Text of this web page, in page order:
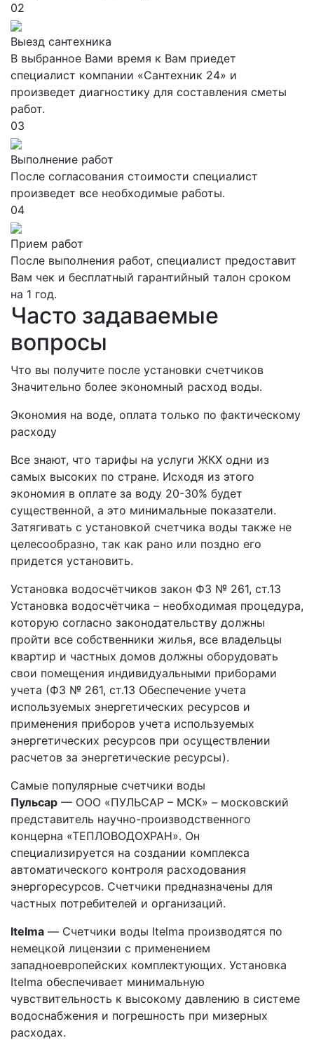
02
Выезд сантехника
В выбранное Вами время к Вам приедет
специалист компании «Сантехник 24» и
произведет диагностику для составления сметы
работ.
03
Выполнение работ
После согласования стоимости специалист
произведет все необходимые работы.
04
Прием работ
После выполнения работ, специалист предоставит
Вам чек и бесплатный гарантийный талон сроком
на 1 год.
Часто задаваемые
вопросы
Что вы получите после установки счетчиков
Значительно более экономный расход воды.
Экономия на воде, оплата только по фактическому
расходу
Все знают, что тарифы на услуги ЖКХ одни из
самых высоких по стране. Исходя из этого
экономия в оплате за воду 20-30% будет
существенной, а это минимальные показатели.
Затягивать с установкой счетчика воды также не
целесообразно, так как рано или поздно его
придется установить.
Установка водосчётчиков закон ФЗ № 261, ст.13
Установка водосчётчика – необходимая процедура,
которую согласно законодательству должны
пройти все собственники жилья, все владельцы
квартир и частных домов должны оборудовать
свои помещения индивидуальными приборами
учета (ФЗ № 261, ст.13 Обеспечение учета
используемых энергетических ресурсов и
применения приборов учета используемых
энергетических ресурсов при осуществлении
расчетов за энергетические ресурсы).
Самые популярные счетчики воды
Пульсар — ООО «ПУЛЬСАР – МСК» – московский
представитель научно-производственного
концерна «ТЕПЛОВОДОХРАН». Он
специализируется на создании комплекса
автоматического контроля расходования
энергоресурсов. Счетчики предназначены для
частных потребителей и организаций.
Itelma — Счетчики воды Itelma производятся по
немецкой лицензии с применением
западноевропейских комплектующих. Установка
Itelma обеспечивает минимальную
чувствительность к высокому давлению в системе
водоснабжения и погрешность при мизерных
расходах.